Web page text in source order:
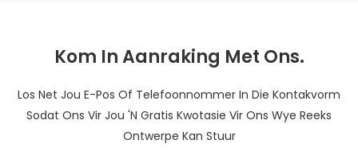
Kom In Aanraking Met Ons.
Los Net Jou E-Pos Of Telefoonnommer In Die Kontakvorm
Sodat Ons Vir Jou 'n Gratis Kwotasie Vir Ons Wye Reeks
Ontwerpe Kan Stuur